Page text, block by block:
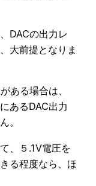
DACの出力レ
大前提となりま
ある場合は、
あるDAC出力
。
、５.1V電圧を
る程度なら、ほ